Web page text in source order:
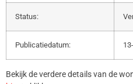
Status:
Publicatiedatum:
Bekijk de verdere details van de